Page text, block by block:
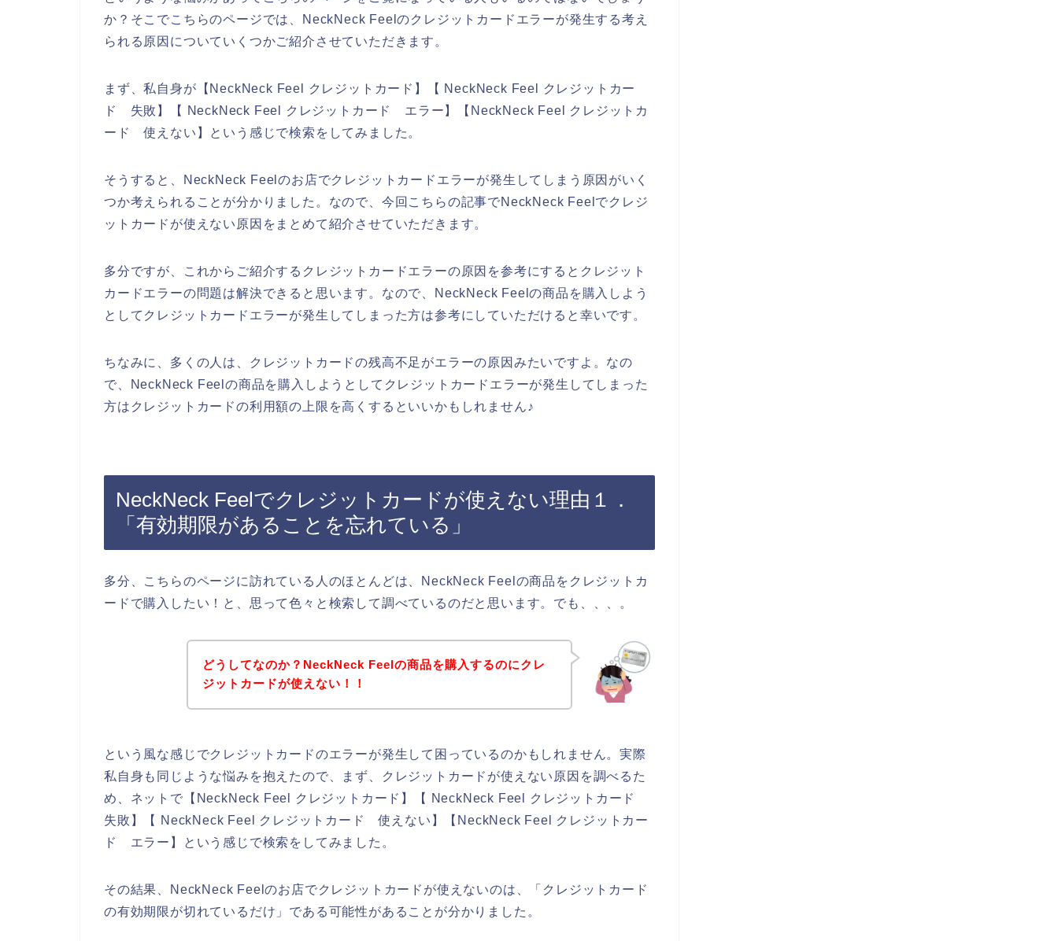
か？そこでこちらのページでは、NeckNeck Feelのクレジットカードエラーが発生する考え
られる原因についていくつかご紹介させていただきます。
まず、私自身が【NeckNeck Feel クレジットカード】【 NeckNeck Feel クレジットカー
ド 失敗】【 NeckNeck Feel クレジットカード エラー】【NeckNeck Feel クレジットカ
ード 使えない】という感じで検索をしてみました。
そうすると、NeckNeck Feelのお店でクレジットカードエラーが発生してしまう原因がいく
つか考えられることが分かりました。なので、今回こちらの記事でNeckNeck Feelでクレジ
ットカードが使えない原因をまとめて紹介させていただきます。
多分ですが、これからご紹介するクレジットカードエラーの原因を参考にするとクレジット
カードエラーの問題は解決できると思います。なので、NeckNeck Feelの商品を購入しよう
としてクレジットカードエラーが発生してしまった方は参考にしていただけると幸いです。
ちなみに、多くの人は、クレジットカードの残高不足がエラーの原因みたいですよ。なの
で、NeckNeck Feelの商品を購入しようとしてクレジットカードエラーが発生してしまった
方はクレジットカードの利用額の上限を高くするといいかもしれません♪
NeckNeck Feelでクレジットカードが使えない理由１．
「有効期限があることを忘れている」
多分、こちらのページに訪れている人のほとんどは、NeckNeck Feelの商品をクレジットカ
ードで購入したい！と、思って色々と検索して調べているのだと思います。でも、、、。
どうしてなのか？NeckNeck Feelの商品を購入するのにクレ
ジットカードが使えない！！
という風な感じでクレジットカードのエラーが発生して困っているのかもしれません。実際
私自身も同じような悩みを抱えたので、まず、クレジットカードが使えない原因を調べるた
め、ネットで【NeckNeck Feel クレジットカード】【 NeckNeck Feel クレジットカード
失敗】【 NeckNeck Feel クレジットカード 使えない】【NeckNeck Feel クレジットカー
ド エラー】という感じで検索をしてみました。
その結果、NeckNeck Feelのお店でクレジットカードが使えないのは、「クレジットカード
の有効期限が切れているだけ」である可能性があることが分かりました。